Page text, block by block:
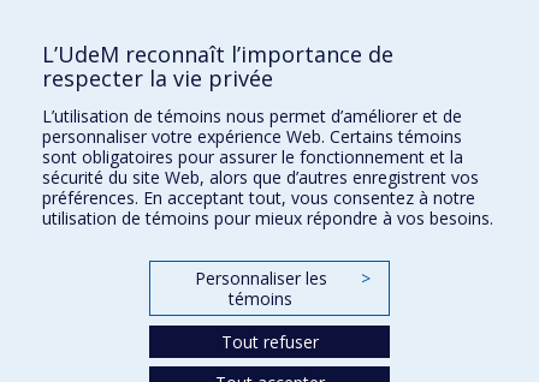
Écoles
Orthophonie et audiologie
Réadaptation
Directions
L’UdeM reconnaît l’importance de
respecter la vie privée
L’utilisation de témoins nous permet d’améliorer et de
personnaliser votre expérience Web. Certains témoins
sont obligatoires pour assurer le fonctionnement et la
sécurité du site Web, alors que d’autres enregistrent vos
préférences. En acceptant tout, vous consentez à notre
utilisation de témoins pour mieux répondre à vos besoins.
Personnaliser les
témoins
>
Tout refuser